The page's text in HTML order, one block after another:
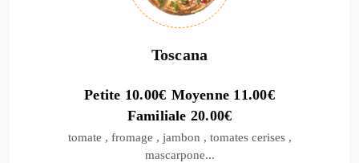
Toscana
Petite 10.00€ Moyenne 11.00€
Familiale 20.00€
tomate , fromage , jambon , tomates cerises ,
mascarpone...